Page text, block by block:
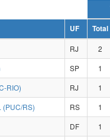
UF Total
RJ 2
SP 1
RIO)
RJ 1
(PUC/RS)
RS 1
DF 1